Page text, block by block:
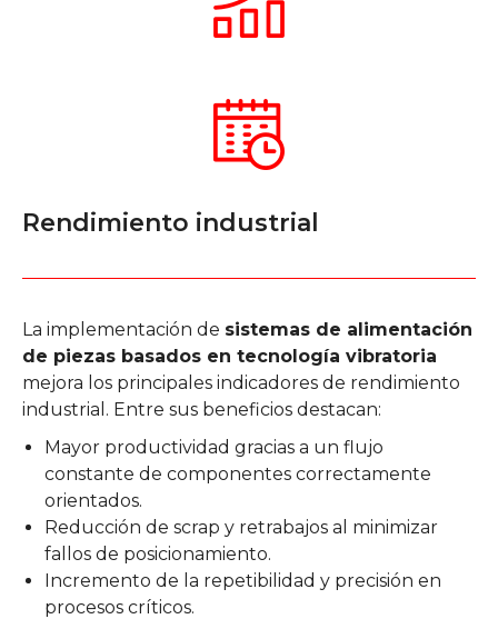
Rendimiento industrial
La implementación de sistemas de alimentación
de piezas basados en tecnología vibratoria
mejora los principales indicadores de rendimiento
industrial. Entre sus beneficios destacan:
Mayor productividad gracias a un flujo
constante de componentes correctamente
orientados.
Reducción de scrap y retrabajos al minimizar
fallos de posicionamiento.
Incremento de la repetibilidad y precisión en
procesos críticos.